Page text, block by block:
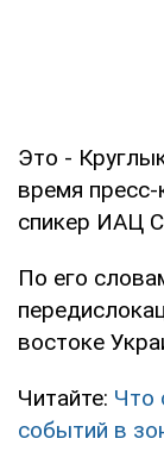
Это -
время
спикер ИАЦ
По его
востоке
Читайте: Что
событий в